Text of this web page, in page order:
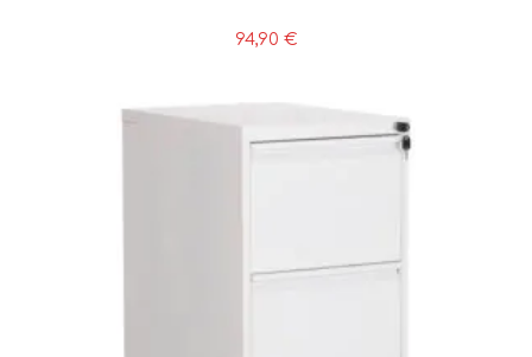
94,90 €